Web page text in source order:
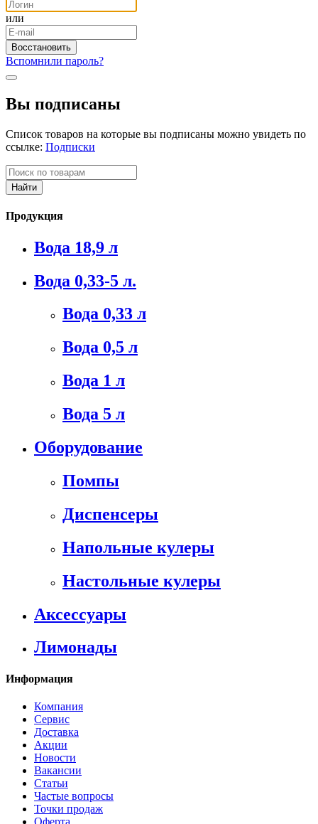
или
Вспомнили пароль?
Вы подписаны
Список товаров на которые вы подписаны можно увидеть по
ссылке: Подписки
Продукция
Вода 18,9 л
Вода 0,33-5 л.
Вода 0,33 л
Вода 0,5 л
Вода 1 л
Вода 5 л
Оборудование
Помпы
Диспенсеры
Напольные кулеры
Настольные кулеры
Аксессуары
Лимонады
Информация
Компания
Сервис
Доставка
Акции
Новости
Вакансии
Статьи
Частые вопросы
Точки продаж
Оферта